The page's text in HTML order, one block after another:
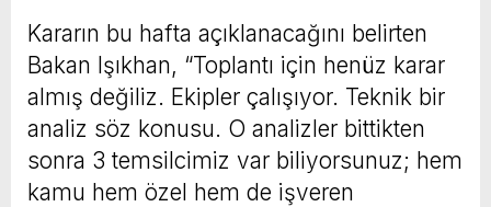
Kararın bu hafta açıklanacağını belirten
Bakan Işıkhan, “Toplantı için henüz karar
almış değiliz. Ekipler çalışıyor. Teknik bir
analiz söz konusu. O analizler bittikten
sonra 3 temsilcimiz var biliyorsunuz; hem
kamu hem özel hem de işveren